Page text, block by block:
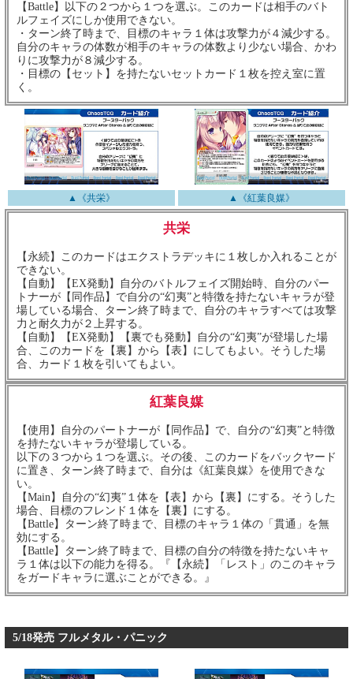
【Battle】以下の２つから１つを選ぶ。このカードは相手のバト
ルフェイズにしか使用できない。
・ターン終了時まで、目標のキャラ１体は攻撃力が４減少する。
自分のキャラの体数が相手のキャラの体数より少ない場合、かわ
りに攻撃力が８減少する。
・目標の【セット】を持たないセットカード１枚を控え室に置
く。
▲《共栄》 ▲《紅葉良媒》
共栄
【永続】このカードはエクストラデッキに１枚しか入れることが
できない。
【自動】【EX発動】自分のバトルフェイズ開始時、自分のパー
トナーが【同作品】で自分の“幻夷”と特徴を持たないキャラが登
場している場合、ターン終了時まで、自分のキャラすべては攻撃
力と耐久力が２上昇する。
【自動】【EX発動】【裏でも発動】自分の“幻夷”が登場した場
合、このカードを【裏】から【表】にしてもよい。そうした場
合、カード１枚を引いてもよい。
紅葉良媒
【使用】自分のパートナーが【同作品】で、自分の“幻夷”と特徴
を持たないキャラが登場している。
以下の３つから１つを選ぶ。その後、このカードをバックヤード
に置き、ターン終了時まで、自分は《紅葉良媒》を使用できな
い。
【Main】自分の“幻夷”１体を【表】から【裏】にする。そうした
場合、目標のフレンド１体を【裏】にする。
【Battle】ターン終了時まで、目標のキャラ１体の「貫通」を無
効にする。
【Battle】ターン終了時まで、目標の自分の特徴を持たないキャ
ラ１体は以下の能力を得る。『【永続】「レスト」のこのキャラ
をガードキャラに選ぶことができる。』
5/18発売 フルメタル・パニック